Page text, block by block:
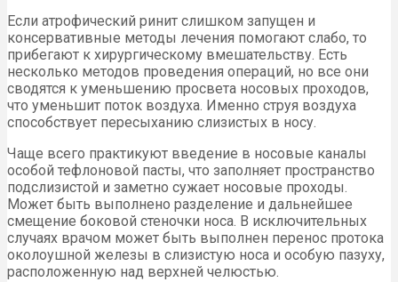
Если атрофический ринит слишком запущен и
консервативные методы лечения помогают слабо, то
прибегают к хирургическому вмешательству. Есть
несколько методов проведения операций, но все они
сводятся к уменьшению просвета носовых проходов,
что уменьшит поток воздуха. Именно струя воздуха
способствует пересыханию слизистых в носу.
Чаще всего практикуют введение в носовые каналы
особой тефлоновой пасты, что заполняет пространство
подслизистой и заметно сужает носовые проходы.
Может быть выполнено разделение и дальнейшее
смещение боковой стеночки носа. В исключительных
случаях врачом может быть выполнен перенос протока
околоушной железы в слизистую носа и особую пазуху,
расположенную над верхней челюстью.